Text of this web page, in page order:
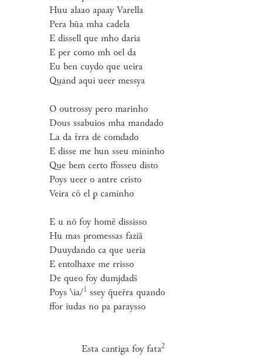
Huu alaao apaay Varella
Pera hūa mha cadela
E dissell que mho daria
E per como mh oel da
Eu ben cuydo que ueira
Quand aqui ueer messya
O outrossy pero marinho
Dous ssabuios mha mandado
La da t̄rra de comdado
E disse me hun sseu mininho
Que bem certo ffosseu disto
Poys ueer o antre cristo
Veira cō el ꝑ caminho
E u nō foy homē dississo
Hu mas promessas faziā
Duuydando ca que ueria
E entolhaxe me rrisso
De queo foy dumjdads̄
Poys \ia/1 ssey q̄uer̄ra quando
ffor iudas no pa paraysso
Esta cantiga foyfata2